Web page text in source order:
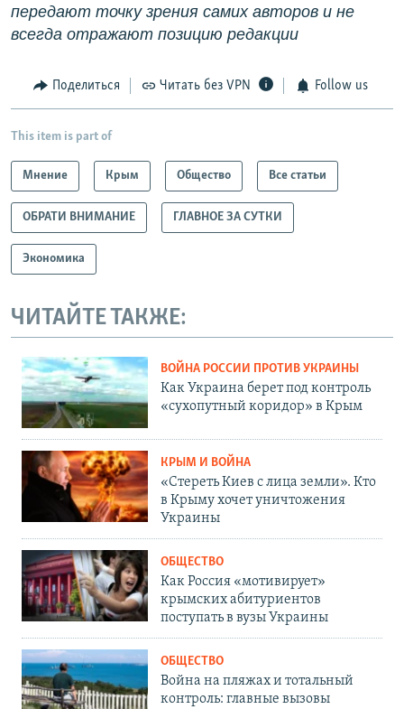
передают точку зрения самих авторов и не
всегда отражают позицию редакции
Поделиться Читать без VPN Follow us
This item is part of
Мнение Крым Общество Все статьи
ОБРАТИ ВНИМАНИЕ ГЛАВНОЕ ЗА СУТКИ
Экономика
ЧИТАЙТЕ ТАКЖЕ:
ВОЙНА РОССИИ ПРОТИВ УКРАИНЫ
Как Украина берет под контроль
«сухопутный коридор» в Крым
КРЫМ И ВОЙНА
«Стереть Киев с лица земли». Кто
в Крыму хочет уничтожения
Украины
ОБЩЕСТВО
Как Россия «мотивирует»
крымских абитуриентов
поступать в вузы Украины
ОБЩЕСТВО
Война на пляжах и тотальный
контроль: главные вызовы